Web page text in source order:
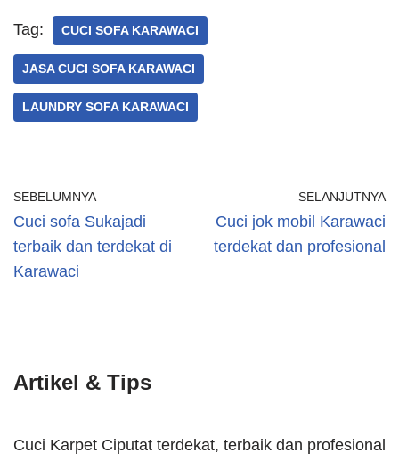
Tag: CUCI SOFA KARAWACI
JASA CUCI SOFA KARAWACI
LAUNDRY SOFA KARAWACI
SEBELUMNYA
Cuci sofa Sukajadi
terbaik dan terdekat di
Karawaci
SELANJUTNYA
Cuci jok mobil Karawaci
terdekat dan profesional
Artikel & Tips
Cuci Karpet Ciputat terdekat, terbaik dan profesional